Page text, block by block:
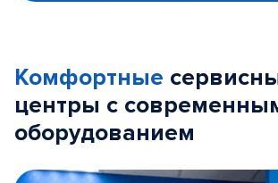
Комфортные
центры с
оборудованием